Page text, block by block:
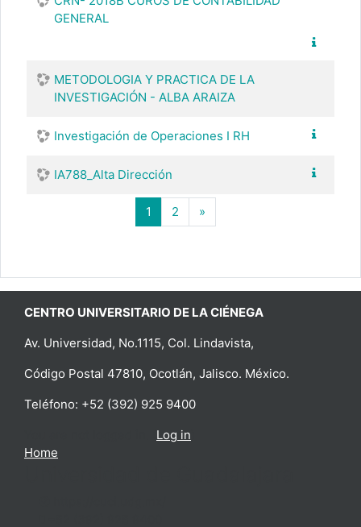
GENERAL
METODOLOGIA Y PRACTICA DE LA
INVESTIGACIÓN - ALBA ARAIZA
Investigación de Operaciones I RH
IA788_Alta Dirección
1 (current)
2 »Next page
CENTRO UNIVERSITARIO DE LA CIÉNEGA
Av. Universidad, No.1115, Col. Lindavista,
Código Postal 47810, Ocotlán, Jalisco. México.
Teléfono: +52 (392) 925 9400
Log in
Home